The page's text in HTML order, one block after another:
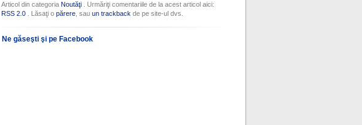
Articol din categoriaNoutăţi . Urmăriţi comentariile de la acest articol aici:
RSS 2.0 . Lăsaţi opărere , sauun trackbackde pe site-ul dvs.
Ne găseşti şi pe Facebook